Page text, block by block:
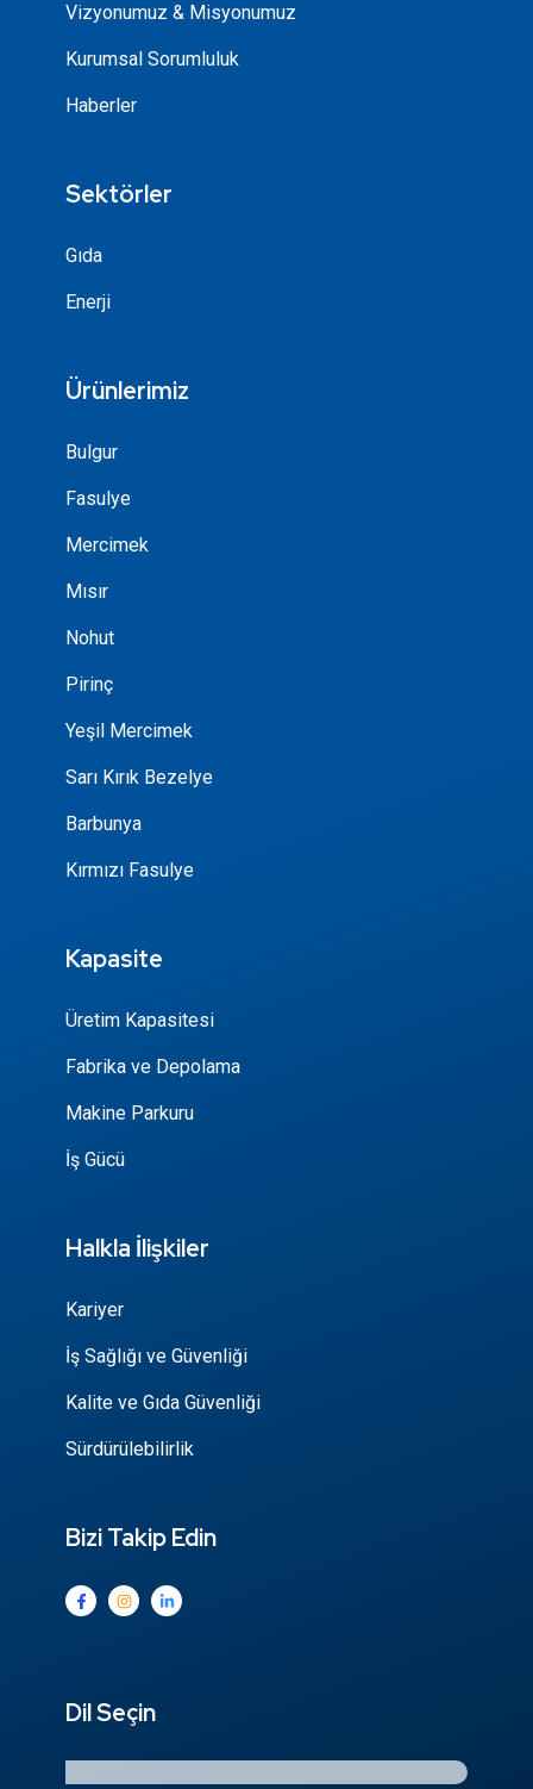
Vizyonumuz & Misyonumuz
Kurumsal Sorumluluk
Haberler
Sektörler
Gıda
Enerji
Ürünlerimiz
Bulgur
Fasulye
Mercimek
Mısır
Nohut
Pirinç
Yeşil Mercimek
Sarı Kırık Bezelye
Barbunya
Kırmızı Fasulye
Kapasite
Üretim Kapasitesi
Fabrika ve Depolama
Makine Parkuru
İş Gücü
Halkla İlişkiler
Kariyer
İş Sağlığı ve Güvenliği
Kalite ve Gıda Güvenliği
Sürdürülebilirlik
Bizi Takip Edin
Dil Seçin